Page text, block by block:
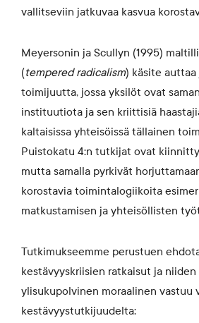
vallitseviin jatkuvaa kasvua
Meyersonin ja Scullyn (1995)
(tempered radicalism) käsite auttaa
toimijuutta, jossa yksilöt ovat
instituutiota ja sen kriittisiä
kaltaisissa yhteisöissä tällainen
Puistokatu 4:n tutkijat ovat
mutta samalla pyrkivät
korostavia toimintalogiikoita
matkustamisen ja yhteisöllisten
Tutkimukseemme perustuen
kestävyyskriisien ratkaisut ja niiden
ylisukupolvinen moraalinen vastuu
kestävyystutkijuudelta: